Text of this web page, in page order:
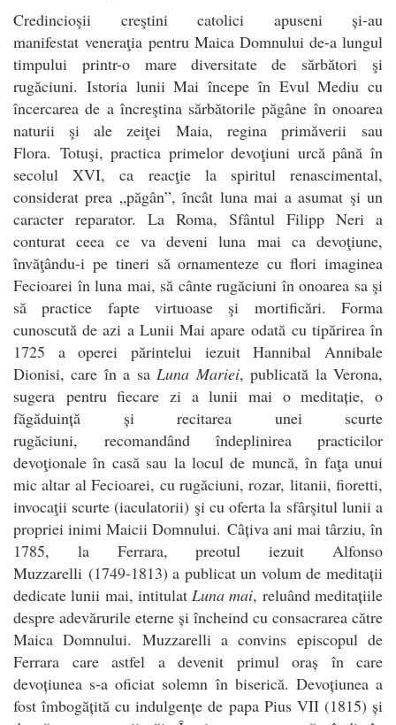
Credincioşii creştini catolici apuseni și-au
manifestat veneraţia pentru Maica Domnului de-a lungul
timpului printr-o mare diversitate de sărbători şi
rugăciuni. Istoria lunii Mai începe în Evul Mediu cu
încercarea de a încreştina sărbătorile păgâne în onoarea
naturii şi ale zeiţei Maia, regina primăverii sau
Flora. Totuşi, practica primelor devoţiuni urcă până în
secolul XVI, ca reacţie la spiritul renascimental,
considerat prea „păgân”, încât luna mai a asumat şi un
caracter reparator. La Roma, Sfântul Filipp Neri a
conturat ceea ce va deveni luna mai ca devoţiune,
învăţându-i pe tineri să ornamenteze cu flori imaginea
Fecioarei în luna mai, să cânte rugăciuni în onoarea sa şi
să practice fapte virtuoase şi mortificări. Forma
cunoscută de azi a Lunii Mai apare odată cu tipărirea în
1725 a operei părintelui iezuit Hannibal Annibale
Dionisi, care în a sa Luna Mariei, publicată la Verona,
sugera pentru fiecare zi a lunii mai o meditație, o
făgăduință și recitarea unei scurte
rugăciuni, recomandând îndeplinirea practicilor
devoţionale în casă sau la locul de muncă, în faţa unui
mic altar al Fecioarei, cu rugăciuni, rozar, litanii, fioretti,
invocaţii scurte (iaculatorii) şi cu oferta la sfârşitul lunii a
propriei inimi Maicii Domnului. Câțiva ani mai târziu, în
1785, la Ferrara, preotul iezuit Alfonso
Muzzarelli (1749-1813) a publicat un volum de meditații
dedicate lunii mai, intitulat Luna mai, reluând meditațiile
despre adevărurile eterne și încheind cu consacrarea către
Maica Domnului. Muzzarelli a convins episcopul de
Ferrara care astfel a devenit primul oraș în care
devoțiunea s-a oficiat solemn în biserică. Devoțiunea a
fost îmbogățită cu indulgențe de papa Pius VII (1815) și